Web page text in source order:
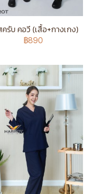
รับ คอวี (เสื้อ+กางเกง)
฿890